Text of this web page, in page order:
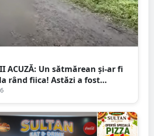
ACUZĂ: Un sătmărean și-ar fi
rând fiica! Astăzi a fost